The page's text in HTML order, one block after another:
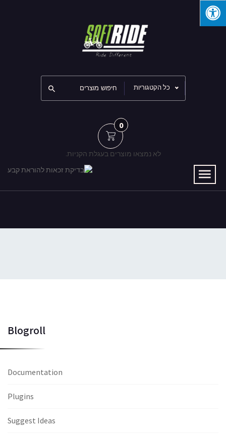
כל הקטגוריות
0
לא נמצאו מוצרים בעגלת הקניות.
Blogroll
Documentation
Plugins
Suggest Ideas